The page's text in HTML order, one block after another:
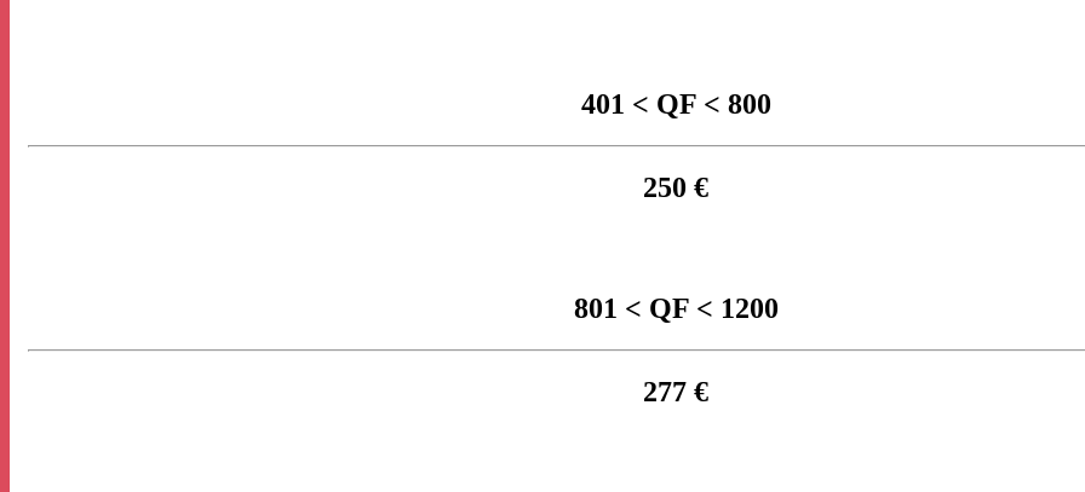
401 < QF < 800
250 €
801 < QF < 1200
277 €